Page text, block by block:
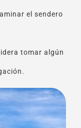
el sendero
tomar algún